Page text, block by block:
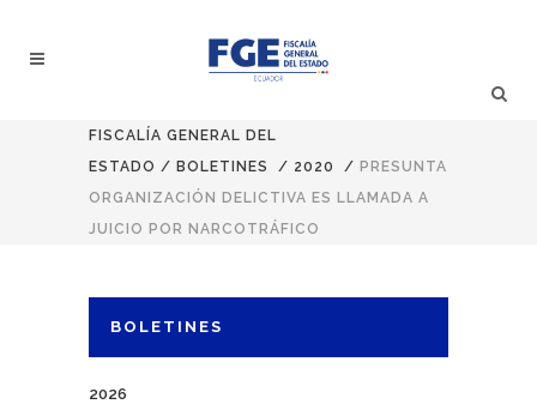
FISCALÍA GENERAL DEL
ESTADO / BOLETINES / 2020 / PRESUNTA
ORGANIZACIÓN DELICTIVA ES LLAMADA A
JUICIO POR NARCOTRÁFICO
BOLETINES
2026